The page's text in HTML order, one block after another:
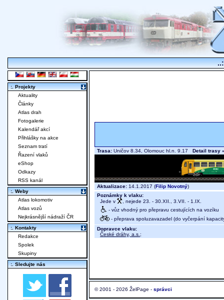
Trasa: Uničov 8.34, Olomouc hl.n. 9.17 Detail trasy
Aktualizace: 14.1.2017 (Filip Novotný)
Poznámky k vlaku:
Jede v
, nejede 23. - 30.XII., 3.VII. - 1.IX.
- vůz vhodný pro přepravu cestujících na vozíku
- přeprava spoluzavazadel (do vyčerpání
Dopravce vlaku:
České dráhy, a.s. ;
© 2001 - 2026 ŽelPage - správci
:. Projekty
Aktuality
Články
Atlas drah
Fotogalerie
Kalendář akcí
Přihlášky na akce
Seznam tratí
Řazení vlaků
eShop
Odkazy
RSS kanál
:. Weby
Atlas lokomotiv
Atlas vozů
Nejkrásnější nádraží ČR
:. Kontakty
Redakce
Spolek
Skupiny
:. Sledujte nás